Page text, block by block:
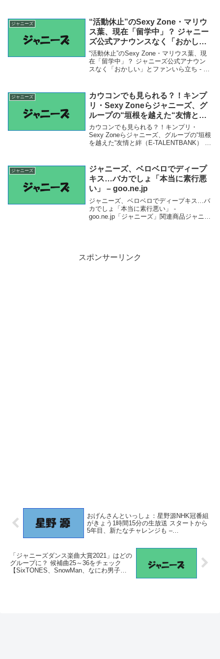
けの深夜残業or休日出勤のドキ...
ジャニーズ
“活動休止”のSexy Zone・マリウ
ス葉、現在「留学中」？ ジャニー
ズ公式アナウンスなく「おかし
い」とファンいら立ち – サイゾー
ウーマン
“活動休止”のSexy Zone・マリウス葉、現
在「留学中」？ ジャニーズ公式アナウン
スなく「おかしい」とファンいら立ち - サ
現在「留学中」？ ジャニーズ公...
ジャニーズ
カウコンでも見られる？！キンプ
リ・Sexy Zoneらジャニーズ、グ
ループの“垣根を越えた“友情と絆
（E-TALENTBANK） – Yahoo!ニ
ュース – Yahoo!ニュース
カウコンでも見られる？！キンプリ・
Sexy Zoneらジャニーズ、グループの“垣根
を越えた“友情と絆（E-TALENTBANK） -
キンプリ・Se...
ジャニーズ
ジャニーズ、ベロベロでディープ
キス…バカでしょ「本当に素行悪
い」 – goo.ne.jp
ジャニーズ、ベロベロでディープキス…バ
カでしょ「本当に素行悪い」 -
goo.ne.jp「ジャニーズ」関連商品ジャニー
スポンサーリンク
おげんさんといっしょ：星野源NHK冠番組
がきょう1時間15分の生放送 スタートから
5年目、新たなチャレンジも –
「ジャニーズダンス楽曲大賞2021」はどの
グループに？ 候補曲25～36をチェック
【SixTONES、SnowMan、なにわ男子】 –